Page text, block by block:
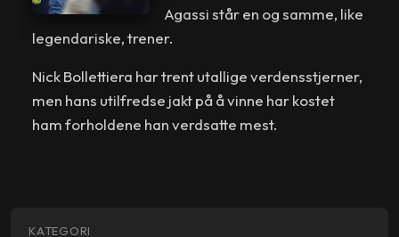
Agassi står en og samme, like
legendariske, trener.
Nick Bollettiera har trent utallige verdensstjerner,
men hans utilfredse jakt på å vinne har kostet
ham forholdene han verdsatte mest.
KATEGORI